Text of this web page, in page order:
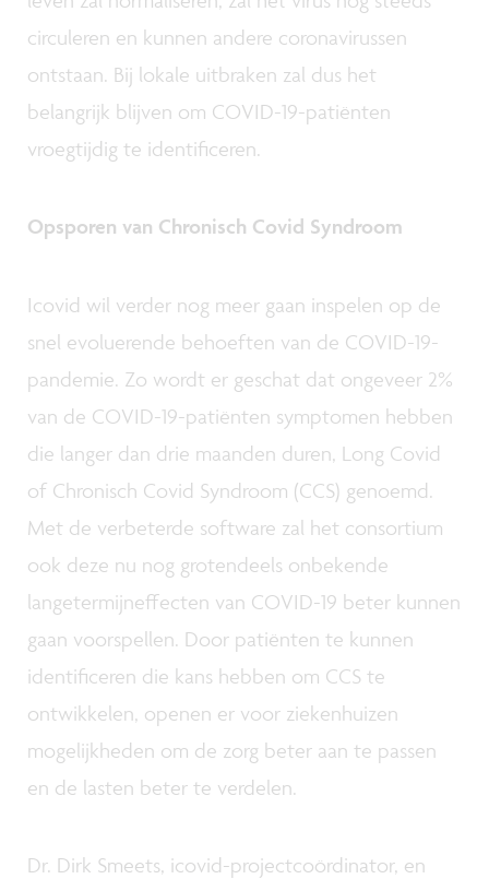
circuleren en kunnen andere coronavirussen
ontstaan. Bij lokale uitbraken zal dus het
belangrijk blijven om COVID-19-patiënten
vroegtijdig te identificeren.
Opsporen van Chronisch Covid Syndroom
Icovid wil verder nog meer gaan inspelen op de
snel evoluerende behoeften van de COVID-19-
pandemie. Zo wordt er geschat dat ongeveer 2%
van de COVID-19-patiënten symptomen hebben
die langer dan drie maanden duren, Long Covid
of Chronisch Covid Syndroom (CCS) genoemd.
Met de verbeterde software zal het consortium
ook deze nu nog grotendeels onbekende
langetermijneffecten van COVID-19 beter kunnen
gaan voorspellen. Door patiënten te kunnen
identificeren die kans hebben om CCS te
ontwikkelen, openen er voor ziekenhuizen
mogelijkheden om de zorg beter aan te passen
en de lasten beter te verdelen.
Dr. Dirk Smeets, icovid-projectcoördinator, en